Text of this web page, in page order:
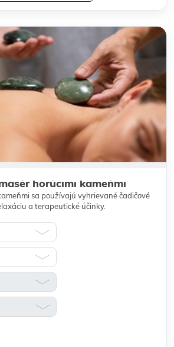
horúcimi kameňmi
sa používajú vyhrievané čadičové
a terapeutické účinky.